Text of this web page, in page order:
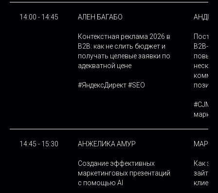
14:00 - 14:45 АЛЕН БАГАБО
Контекстная реклама 2026 в
B2B: как не слить бюджет и
получать целевые заявки по
адекватной цене
#ЯндексДирект #SEО
B2B-
#CJM
14:45 - 15:30 АНЖЕЛИКА АМУР
Создание эффективных
маркетинговых презентаций
с помощью AI
Как
зайти